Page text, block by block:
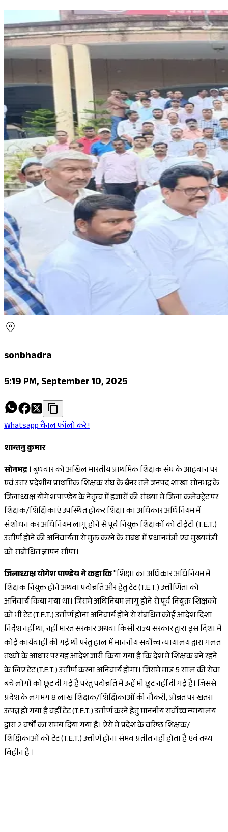
sonbhadra
5:19 PM, September 10, 2025
Whatsapp चैनल फॉलो करे !
शान्तनु कुमार
सोनभद्र। बुधवार को अखिल भारतीय प्राथमिक शिक्षक संघ के आहवान पर
एवं उत्तर प्रदेशीय प्राथमिक शिक्षक संघ के बैनर तले जनपद शाखा सोनभद्र के
जिलाध्यक्ष योगेश पाण्डेय के नेतृत्व में हजारों की संख्या में जिला कलेक्ट्रेट पर
शिक्षक/शिक्षिकाएं उपस्थित होकर शिक्षा का अधिकार अधिनियम में
संशोधन कर अधिनियम लागू होने से पूर्व नियुक्त शिक्षकों को टीईटी (T.E.T.)
उत्तीर्ण होने की अनिवार्यता से मुक्त करने के संबंध में प्रधानमंत्री एवं मुख्यमंत्री
को संबोधित ज्ञापन सौंपा।
जिलाध्यक्ष योगेश पाण्डेय ने कहा कि"शिक्षा का अधिकार अधिनियम में
शिक्षक नियुक्त होने अथवा पदोन्नति और हेतु टेट (T.E.T.) उत्तीर्णिता को
अनिवार्य किया गया था। जिसमें अधिनियम लागू होने से पूर्व नियुक्त शिक्षकों
को भी टेट (T.E.T.) उत्तीर्ण होना अनिवार्य होने से संबंधित कोई आदेश दिशा
निर्देश नहीं था, नहीं भारत सरकार अथवा किसी राज्य सरकार द्वारा इस दिशा में
कोई कार्यवाही की गई थी परंतु हाल में माननीय सर्वोच्च न्यायालय द्वारा गलत
तथ्यों के आधार पर यह आदेश जारी किया गया है कि देश में शिक्षक बने रहने
के लिए टेट (T.E.T.) उत्तीर्ण करना अनिवार्य होगा। जिसमें मात्र 5 साल की सेवा
बचे लोगों को छूट दी गई है परंतु पदोन्नति में उन्हें भी छूट नहीं दी गई है। जिससे
प्रदेश के लगभग 8 लाख शिक्षक/शिक्षिकाओं की नौकरी, प्रोन्नत पर खतरा
उत्पन्न हो गया है वहीं टेट (T.E.T.) उत्तीर्ण करने हेतु माननीय सर्वोच्च न्यायालय
द्वारा 2 वर्षों का समय दिया गया है। ऐसे में प्रदेश के वरिष्ठ शिक्षक/
शिक्षिकाओं को टेट (T.E.T.) उत्तीर्ण होना संभव प्रतीत नहीं होता है एवं तथ्य
विहीन है ।